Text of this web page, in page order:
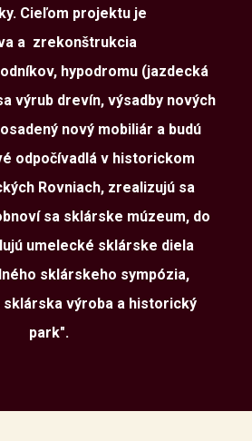
Cieľom projektu je
a zrekonštrukcia
hypodromu (jazdecká
výrub drevín, výsadby nových
nový mobiliár a budú
odpočívadlá v historickom
Rovniach, zrealizujú sa
sa sklárske múzeum, do
umelecké sklárske diela
sklárskeho sympózia,
sklárska výroba a historický
park".